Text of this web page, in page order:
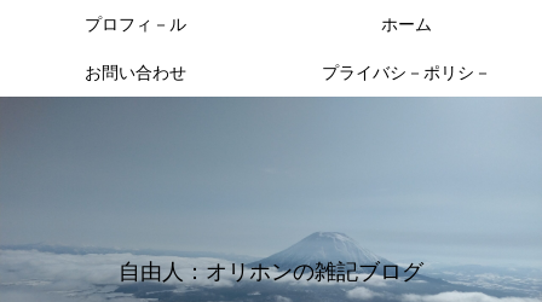
自由人：オリホンの雑記ブログ
プロフィ－ル ホーム
お問い合わせ プライバシ－ポリシ－